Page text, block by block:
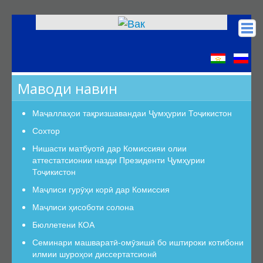
КОА
Низомномаҳо
Шуъбаи аттестатсионӣ
Шуъбаҳои аттестатсионии илмӣ
Дастурамалҳои вазифавии кормандони шуъба
Раёсат
Аъзои Раёсат
Маводи навин
Маҷаллаҳои тақризшавандаи Ҷумҳурии Тоҷикистон
Сохтор
Нишасти матбуотӣ дар Комиссияи олии
аттестатсионии назди Президенти Ҷумҳурии
Тоҷикистон
Маҷлиси гурӯҳи корӣ дар Комиссия
Маҷлиси ҳисоботи солона
Бюллетени КОА
Семинари машваратӣ-омӯзишӣ бо иштироки котибони
илмии шуроҳои диссертатсионӣ